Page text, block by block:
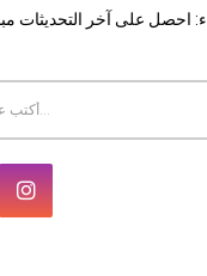
احصل على آخر التحديثات